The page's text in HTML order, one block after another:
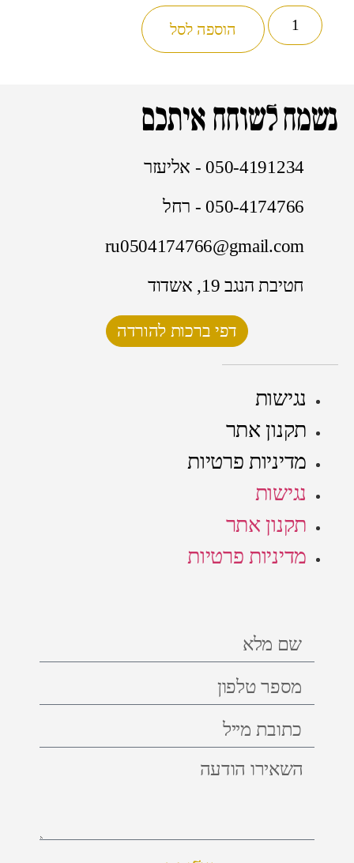
הוספה לסל
נשמח לשוחח איתכם
050-4191234 - אליעזר
050-4174766 - רחל
ru0504174766@gmail.com
חטיבת הנגב 19, אשדוד
דפי ברכות להורדה
נגישות
תקנון אתר
מדיניות פרטיות
נגישות
תקנון אתר
מדיניות פרטיות